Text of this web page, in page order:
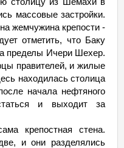
29 849
мало
29 849
мало
29 849
мало
29 849
мало
29 849
мало
29 849
мало
массовые застройки.
жемчужина крепости -
отметить, что Баку
пределы Ичери Шехер.
правителей, и жилые
находилась столица
начала нефтяного
и выходит за
крепостная стена.
и они разделялись